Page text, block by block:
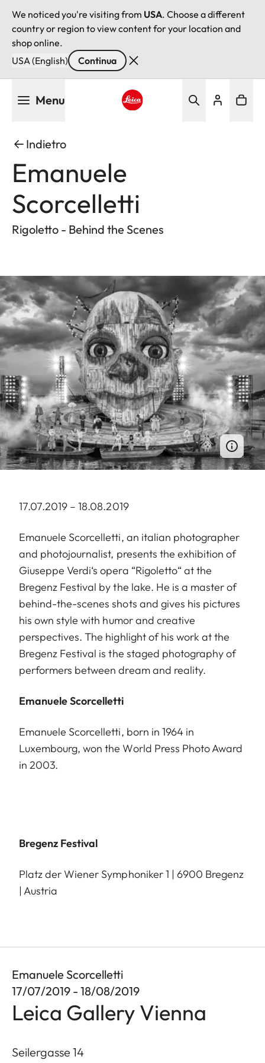
We noticed you're visiting from USA. Choose a different
country or region to view content for your location and
shop online.
USA (English)
Continua
Menu
Indietro
Emanuele
Scorcelletti
Rigoletto - Behind the Scenes
17.07.2019 – 18.08.2019
Emanuele Scorcelletti, an italian photographer
and photojournalist, presents the exhibition of
Giuseppe Verdi‘s opera “Rigoletto“ at the
Bregenz Festival by the lake. He is a master of
behind-the-scenes shots and gives his pictures
his own style with humor and creative
perspectives. The highlight of his work at the
Bregenz Festival is the staged photography of
performers between dream and reality.
Emanuele Scorcelletti
Emanuele Scorcelletti, born in 1964 in
Luxembourg, won the World Press Photo Award
in 2003.
Bregenz Festival
Platz der Wiener Symphoniker 1 | 6900 Bregenz
| Austria
Emanuele Scorcelletti
17/07/2019 - 18/08/2019
Leica Gallery Vienna
Seilergasse 14